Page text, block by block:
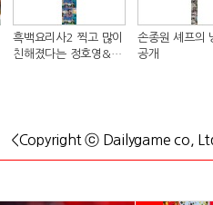
흑백요리사2 찍고 많이
친해졌다는 정호영&샘
손종원 셰프의
공개
<Copyright ⓒ Dailygame co,